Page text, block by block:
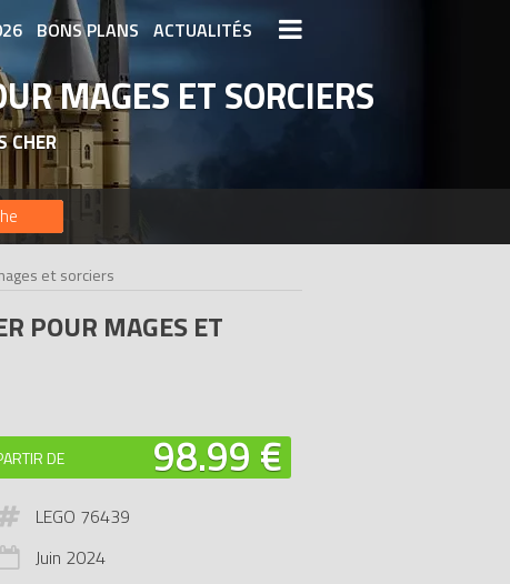
BONS PLANS ACTUALITÉS
LEGO LEGO LES PLUS CHERS
DERNIERS LEGO AJOUTÉS
MAGES ET SORCIERS
CHER
et sorciers
POUR MAGES ET
DE 98.99 €
LEGO 76439
Juin 2024